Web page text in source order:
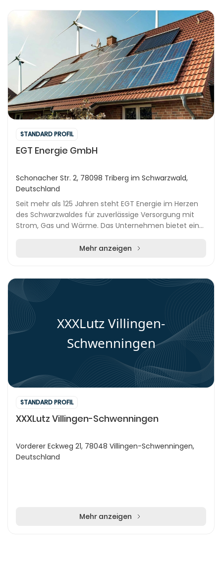
STANDARD PROFIL
EGT Energie GmbH
Schonacher Str. 2, 78098 Triberg im Schwarzwald,
Deutschland
Seit mehr als 125 Jahren steht EGT Energie im Herzen
des Schwarzwaldes für zuverlässige Versorgung mit
Strom, Gas und Wärme. Das Unternehmen bietet ein
Mehr anzeigen
XXXLutz Villingen-
Schwenningen
STANDARD PROFIL
XXXLutz Villingen-Schwenningen
Vorderer Eckweg 21, 78048 Villingen-Schwenningen,
Deutschland
Mehr anzeigen